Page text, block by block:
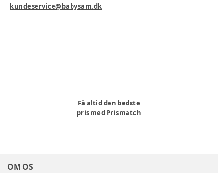
Varenummer:345454
kundeservice@babysam.dk
Få altid den bedste
pris med Prismatch
OM OS